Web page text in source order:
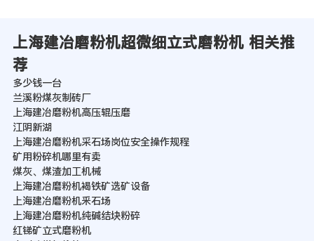
上海建冶磨粉机超微细立式磨粉机 相关推
荐
多少钱一台
兰溪粉煤灰制砖厂
上海建冶磨粉机高压辊压磨
江阴新湖
上海建冶磨粉机采石场岗位安全操作规程
矿用粉碎机哪里有卖
煤灰、煤渣加工机械
上海建冶磨粉机褐铁矿选矿设备
上海建冶磨粉机釆石场
上海建冶磨粉机纯碱结块粉碎
红锑矿立式磨粉机